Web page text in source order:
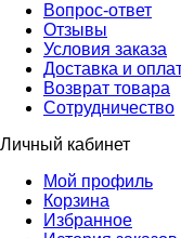
Вопрос-ответ
Отзывы
Условия заказа
Доставка и
Возврат товара
Сотрудничество
Личный кабинет
Мой профиль
Корзина
Избранное